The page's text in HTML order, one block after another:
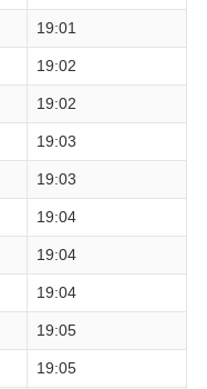
19:01
19:02
19:02
19:03
19:03
19:04
19:04
19:04
19:05
19:05